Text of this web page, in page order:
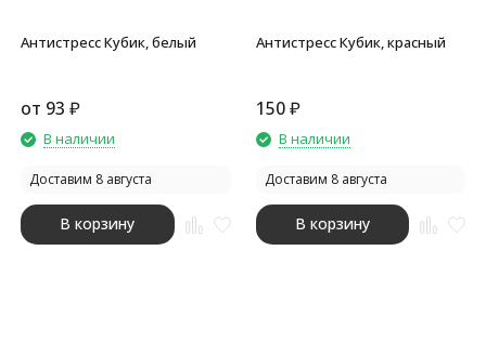
Антистресс Кубик, белый
от 93 ₽
В наличии
Доставим 8 августа
В корзину
Антистресс Кубик, красный
150 ₽
В наличии
Доставим 8 августа
В корзину